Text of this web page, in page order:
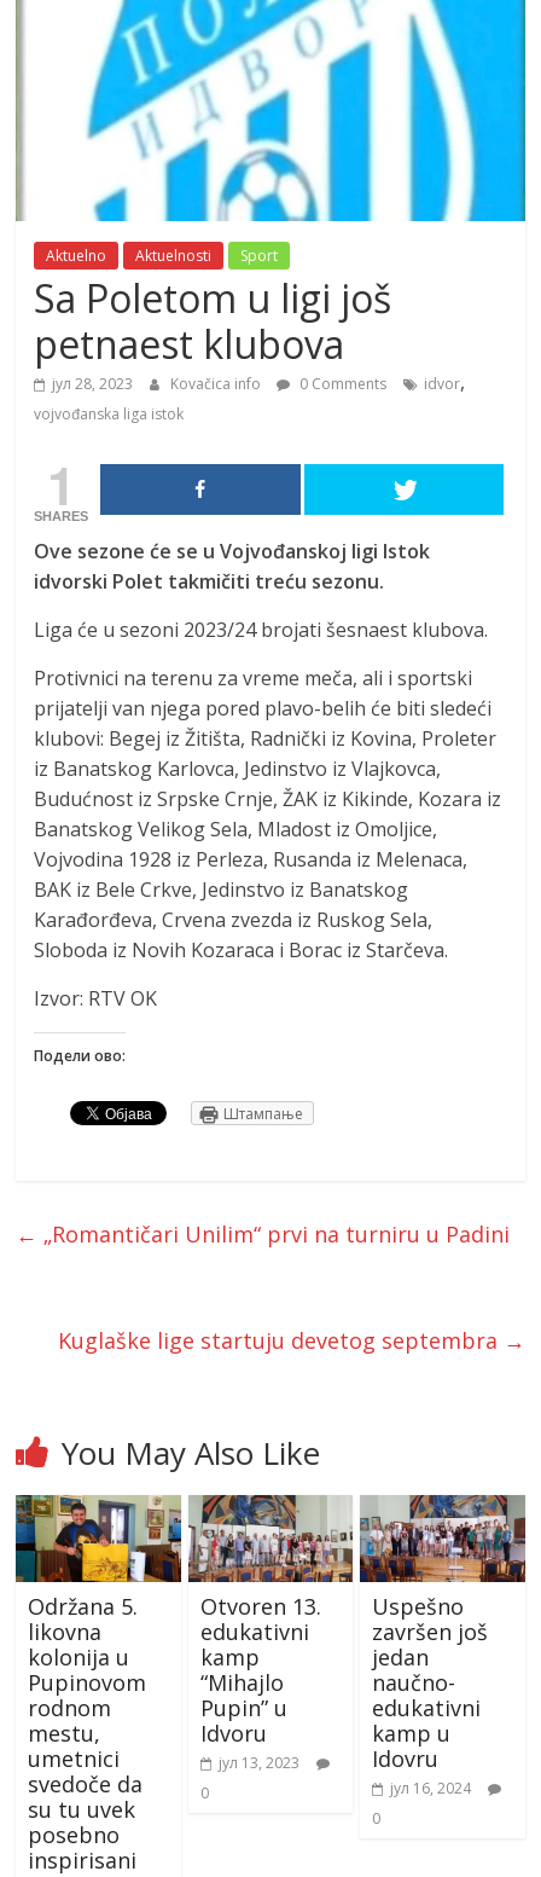
Aktuelno Aktuelnosti Sport
Sa Poletom u ligi još
petnaest klubova
јул 28, 2023 Kovačica info 0 Comments idvor,
vojvođanska liga istok
1
SHARES
Ove sezone će se u Vojvođanskoj ligi Istok
idvorski Polet takmičiti treću sezonu.
Liga će u sezoni 2023/24 brojati šesnaest klubova.
Protivnici na terenu za vreme meča, ali i sportski
prijatelji van njega pored plavo-belih će biti sledeći
klubovi: Begej iz Žitišta, Radnički iz Kovina, Proleter
iz Banatskog Karlovca, Jedinstvo iz Vlajkovca,
Budućnost iz Srpske Crnje, ŽAK iz Kikinde, Kozara iz
Banatskog Velikog Sela, Mladost iz Omoljice,
Vojvodina 1928 iz Perleza, Rusanda iz Melenaca,
BAK iz Bele Crkve, Jedinstvo iz Banatskog
Karađorđeva, Crvena zvezda iz Ruskog Sela,
Sloboda iz Novih Kozaraca i Borac iz Starčeva.
Izvor: RTV OK
Подели ово:
Штампање
← „Romantičari Unilim“ prvi na turniru u Padini
Kuglaške lige startuju devetog septembra →
You May Also Like
Održana 5.
likovna
kolonija u
Pupinovom
rodnom
mestu,
umetnici
svedoče da
su tu uvek
posebno
inspirisani
Otvoren 13.
edukativni
kamp
“Mihajlo
Pupin” u
Idvoru
јул 13, 2023
0
Uspešno
završen još
jedan
naučno-
edukativni
kamp u
Idovru
јул 16, 2024
0